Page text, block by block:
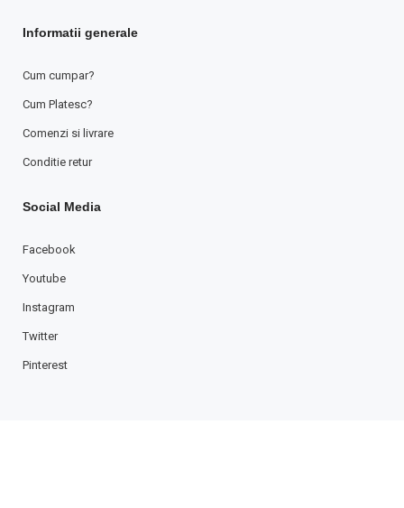
Informatii generale
Cum cumpar?
Cum Platesc?
Comenzi si livrare
Conditie retur
Social Media
Facebook
Youtube
Instagram
Twitter
Pinterest